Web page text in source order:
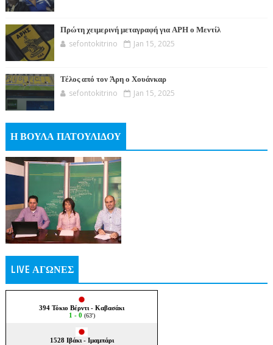
Πρώτη χειμερινή μεταγραφή για ΑΡΗ ο Μεντίλ
sefontokitrino Jan 15, 2025
Τέλος από τον Άρη ο Χουάνκαρ
sefontokitrino Jan 15, 2025
Η ΒΟΥΛΑ ΠΑΤΟΥΛΙΔΟΥ
LIVE ΑΓΩΝΕΣ